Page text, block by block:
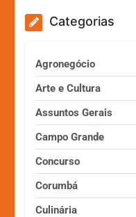
Categorias
Agronegócio
Arte e Cultura
Assuntos Gerais
Campo Grande
Concurso
Corumbá
Culinária